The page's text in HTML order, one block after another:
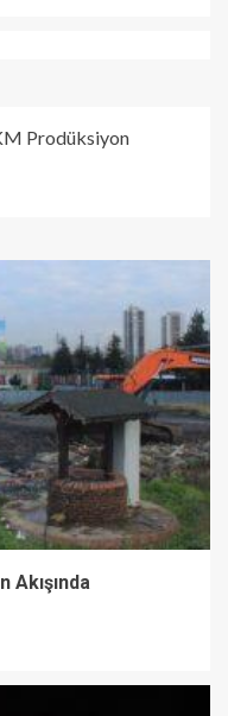
Prodüksiyon
Akışında